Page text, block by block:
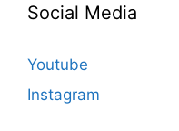
Social Media
Youtube
Instagram